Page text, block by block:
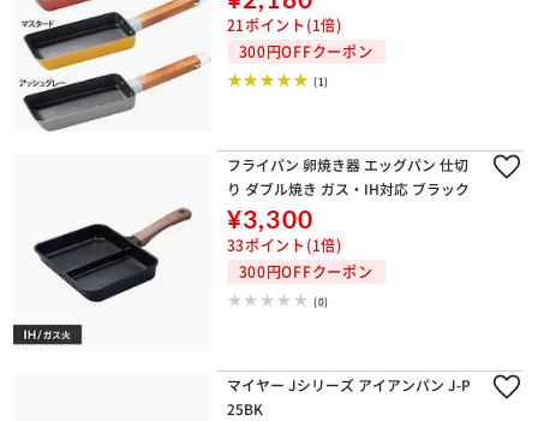
21ポイント(1倍)
300円OFFクーポン
(1)
フライパン 卵焼き器 エッグパン 仕切
り ダブル焼き ガス・IH対応 ブラック
¥3,300
33ポイント(1倍)
300円OFFクーポン
(0)
マイヤー Jシリーズ アイアンパン J-P
25BK